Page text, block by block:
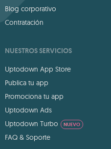
Blog corporativo
Contratación
NUESTROS SERVICIOS
Uptodown App Store
Publica tu app
Promociona tu app
Uptodown Ads
Uptodown Turbo
NUEVO
FAQ & Soporte